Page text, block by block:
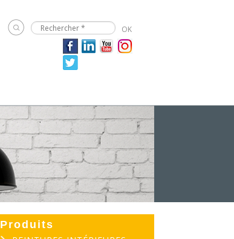
Produits